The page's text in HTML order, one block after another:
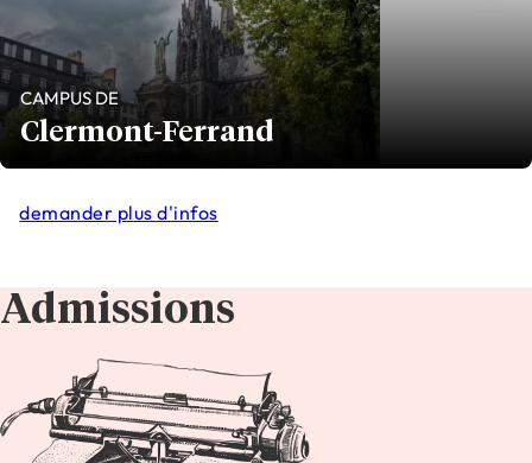
CAMPUS DE
Clermont-Ferrand
demander plus d'infos
Admissions